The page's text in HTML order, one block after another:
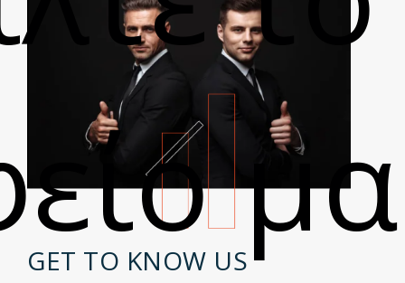
GET TO KNOW US